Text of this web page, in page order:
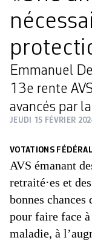
Emmanuel
13e rente
avancés par
JEUDI 15 FÉVRIER
VOTATIONS
AVS émanant
retraité·es et
bonnes
pour faire face à
maladie, à